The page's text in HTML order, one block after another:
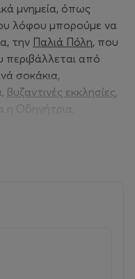
μνημεία, όπως
λόφου μπορούμε να
την Παλιά Πόλη, που
περιβάλλεται από
σοκάκια,
βυζαντινές εκκλησίες,
Οδηγήτρια,
περιόδου. Το κάστρο
τους Φράγκους το
από τα πιο